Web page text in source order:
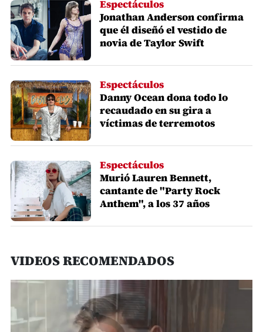
Espectáculos
Jonathan Anderson confirma
que él diseñó el vestido de
novia de Taylor Swift
Espectáculos
Danny Ocean dona todo lo
recaudado en su gira a
víctimas de terremotos
Espectáculos
Murió Lauren Bennett,
cantante de "Party Rock
Anthem", a los 37 años
VIDEOS RECOMENDADOS